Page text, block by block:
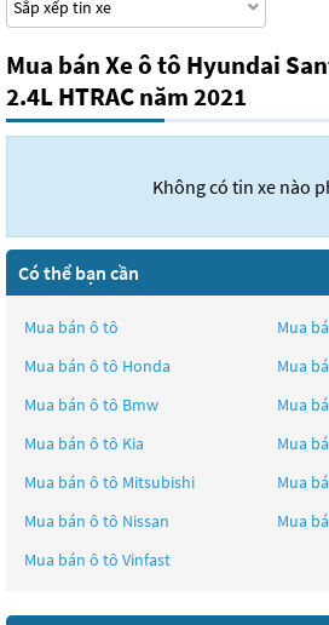
Mua bán Xe ô tô Hyundai
2.4L HTRAC năm 2021
Không có tin xe nào
Có thể bạn cần
Mua bán ô tô Mua
Mua bán ô tô Honda Mua
Mua bán ô tô Bmw Mua
Mua bán ô tô Kia Mua
Mua bán ô tô Mitsubishi Mua
Mua bán ô tô Nissan Mua
Mua bán ô tô Vinfast